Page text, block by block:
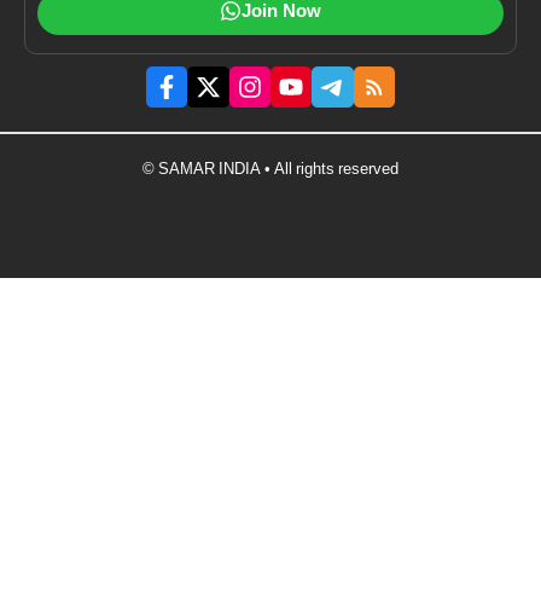
Join Now
© SAMAR INDIA • All rights reserved